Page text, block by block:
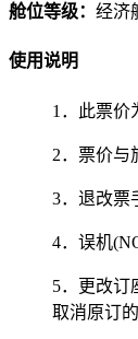
舱位等级： 经济
使用说明
1．此票价
2．票价与
3．退改票
4．误机
5．更改订
取消原订